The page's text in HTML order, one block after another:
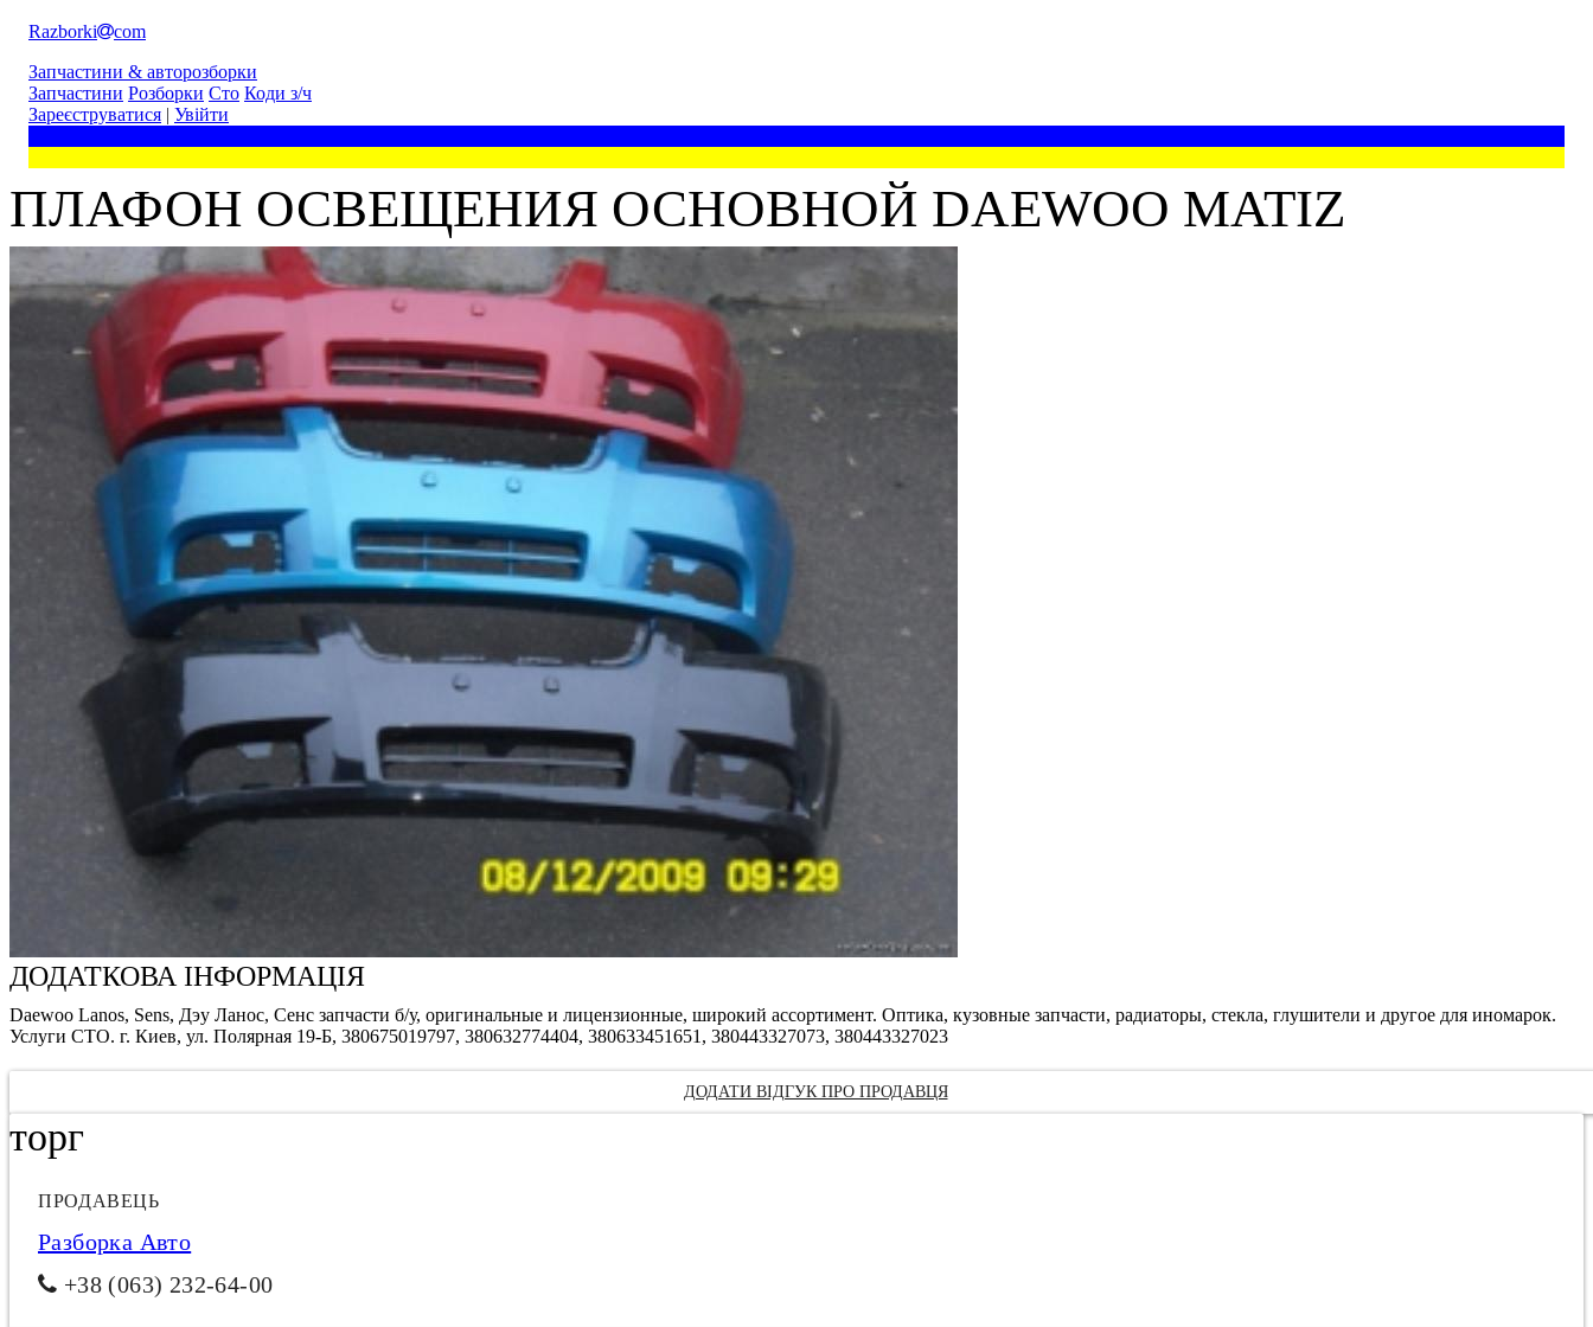
Razborki
com
Запчастини & авторозборки
Запчастини Розборки Сто Коди з/ч
Зареєструватися | Увійти
ПЛАФОН ОСВЕЩЕНИЯ ОСНОВНОЙ DAEWOO MATIZ
ДОДАТКОВА ІНФОРМАЦІЯ
Daewoo Lanos, Sens, Дэу Ланос, Сенс запчасти б/у, оригинальные и лицензионные, широкий ассортимент. Оптика, кузовные запчасти, радиаторы, стекла, глушители и другое для иномарок.
Услуги СТО. г. Киев, ул. Полярная 19-Б, 380675019797, 380632774404, 380633451651, 380443327073, 380443327023
ДОДАТИ ВІДГУК ПРО ПРОДАВЦЯ
торг
ПРОДАВЕЦЬ
Разборка Авто
+38 (063) 232-64-00